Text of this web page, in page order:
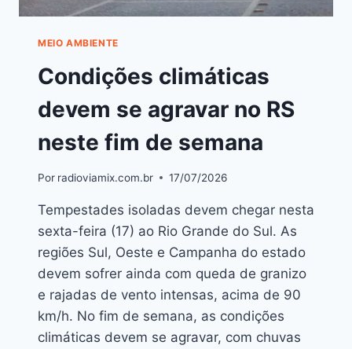
MEIO AMBIENTE
Condições climáticas
devem se agravar no RS
neste fim de semana
Por radioviamix.com.br 17/07/2026
Tempestades isoladas devem chegar nesta
sexta-feira (17) ao Rio Grande do Sul. As
regiões Sul, Oeste e Campanha do estado
devem sofrer ainda com queda de granizo
e rajadas de vento intensas, acima de 90
km/h. No fim de semana, as condições
climáticas devem se agravar, com chuvas